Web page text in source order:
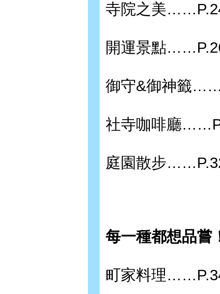
寺院之美
開運景點
御守&御神籤
社寺咖啡廳
庭園散步
每一種都想品嘗
町家料理